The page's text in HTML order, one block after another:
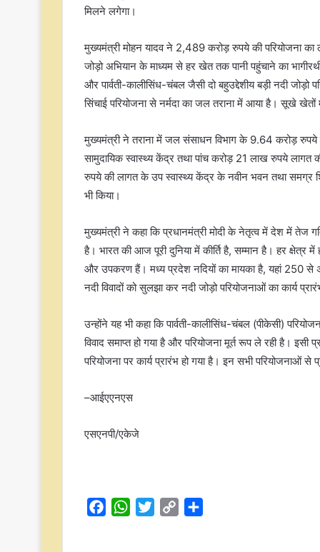
मिलने लगेगा।
मुख्यमंत्री मोहन यादव ने 2,489 करोड़ रुपये की परियोजना
जोड़ो अभियान के माध्यम से हर खेत तक पानी पहुंचाने का
और पार्वती-कालीसिंध-चंबल जैसी दो बहुउद्देशीय बड़ी नदी जोड़ो
सिंचाई परियोजना से नर्मदा का जल तराना में आया है। सूखे
मुख्यमंत्री ने तराना में जल संसाधन विभाग के 9.64 करोड़
सामुदायिक स्वास्थ्य केंद्र तथा पांच करोड़ 21 लाख रुपये लागत
रुपये की लागत के उप स्वास्थ्य केंद्र के नवीन भवन तथा समग्र
भी किया।
मुख्यमंत्री ने कहा कि प्रधानमंत्री मोदी के नेतृत्व में देश में तेज
है। भारत की आज पूरी दुनिया में कीर्ति है, सम्मान है। हर
और उपकरण हैं। मध्य प्रदेश नदियों का मायका है, यहां 250 से
नदी विवादों को सुलझा कर नदी जोड़ो परियोजनाओं का कार्य
उन्होंने यह भी कहा कि पार्वती-कालीसिंध-चंबल (पीकेसी)
विवाद समाप्त हो गया है और परियोजना मूर्त रूप ले रही है।
परियोजना पर कार्य प्रारंभ हो गया है। इन सभी
–आईएएनएस
एसएनपी/एकेजे
W